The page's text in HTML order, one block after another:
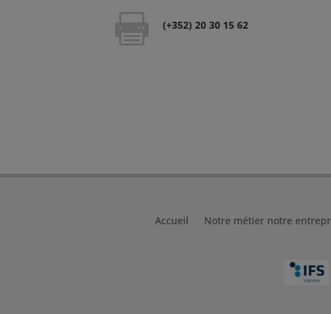
(+352) 20 30 15 62
Accueil Notre métier notre